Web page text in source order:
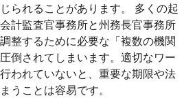
られることがあります。 多くの起
計監査官事務所と州務長官事務所
整するために必要な「複数の機関
倒されてしまいます。適切なワー
われていないと、重要な期限や法
うことは容易です。